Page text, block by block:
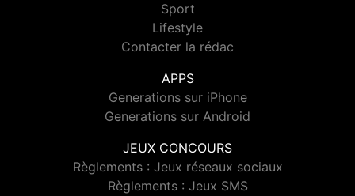
Sport
Lifestyle
Contacter la rédac
APPS
Generations sur iPhone
Generations sur Android
JEUX CONCOURS
Règlements : Jeux réseaux sociaux
Règlements : Jeux SMS